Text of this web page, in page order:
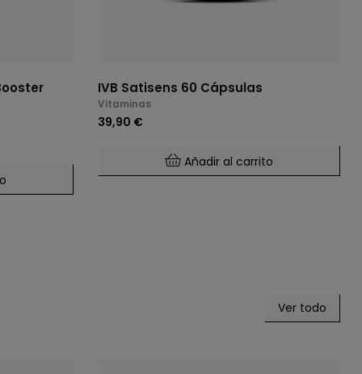
IVB Satisens 60 Cápsulas
Vitaminas
39,90 €
Añadir al carrito
Ver todo